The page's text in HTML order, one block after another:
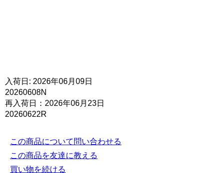
入荷日: 2026年06月09日
20260608N
再入荷日：2026年06月23日
20260622R
この商品について問い合わせる
この商品を友達に教える
買い物を続ける